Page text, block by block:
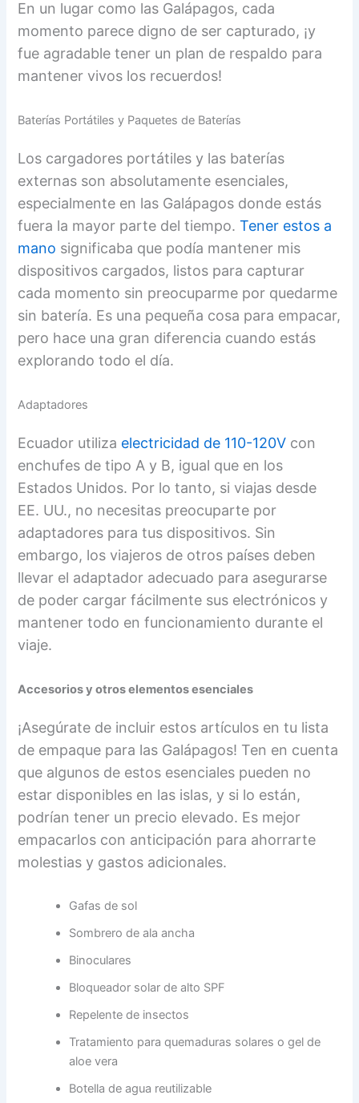
En un lugar como las Galápagos, cada
momento parece digno de ser capturado, ¡y
fue agradable tener un plan de respaldo para
mantener vivos los recuerdos!
Baterías Portátiles y Paquetes de Baterías
Los cargadores portátiles y las baterías
externas son absolutamente esenciales,
especialmente en las Galápagos donde estás
fuera la mayor parte del tiempo.Tener estos a
mano significaba que podía mantener mis
dispositivos cargados, listos para capturar
cada momento sin preocuparme por quedarme
sin batería. Es una pequeña cosa para empacar,
pero hace una gran diferencia cuando estás
explorando todo el día.
Adaptadores
Ecuador utiliza electricidad de 110-120V con
enchufes de tipo A y B, igual que en los
Estados Unidos. Por lo tanto, si viajas desde
EE. UU., no necesitas preocuparte por
adaptadores para tus dispositivos. Sin
embargo, los viajeros de otros países deben
llevar el adaptador adecuado para asegurarse
de poder cargar fácilmente sus electrónicos y
mantener todo en funcionamiento durante el
viaje.
Accesorios y otros elementos esenciales
¡Asegúrate de incluir estos artículos en tu lista
de empaque para las Galápagos! Ten en cuenta
que algunos de estos esenciales pueden no
estar disponibles en las islas, y si lo están,
podrían tener un precio elevado. Es mejor
empacarlos con anticipación para ahorrarte
molestias y gastos adicionales.
Gafas de sol
Sombrero de ala ancha
Binoculares
Bloqueador solar de alto SPF
Repelente de insectos
Tratamiento para quemaduras solares o gel de
aloe vera
Botella de agua reutilizable